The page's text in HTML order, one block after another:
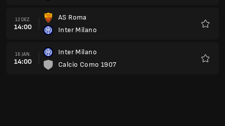
12 DEZ.
14:00
AS Roma
Inter Milano
16 JAN.
14:00
Inter Milano
Calcio Como 1907